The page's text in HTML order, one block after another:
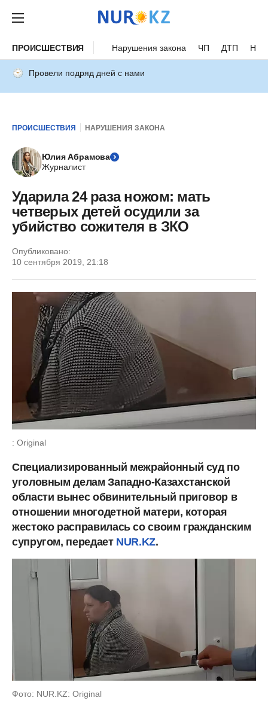
ПРОИСШЕСТВИЯ Нарушения закона ЧП ДТП
Провели подряд дней с нами
ПРОИСШЕСТВИЯ НАРУШЕНИЯ ЗАКОНА
Юлия Абрамова
Журналист
Ударила 24 раза ножом: мать
четверых детей осудили за
убийство сожителя в ЗКО
Опубликовано:
10 сентября 2019, 21:18
: Original
Специализированный межрайонный суд по
уголовным делам Западно-Казахстанской
области вынес обвинительный приговор в
отношении многодетной матери, которая
жестоко расправилась со своим гражданским
супругом, передает NUR.KZ.
Фото: NUR.KZ: Original